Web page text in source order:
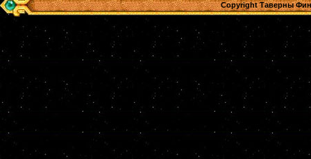
Copyright Таверны